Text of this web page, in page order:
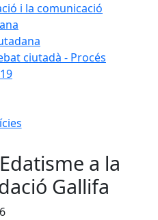
i la comunicació
ciutadà - Procés
a la
Gallifa